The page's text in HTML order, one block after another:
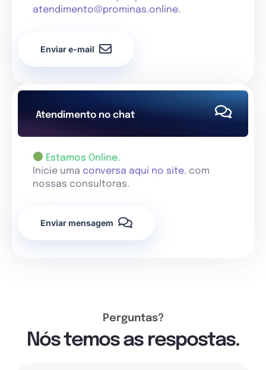
atendimento@prominas.online.
Enviar e-mail
Atendimento no chat
Estamos Online.
Inicie uma conversa aqui no site. com
nossas consultoras.
Enviar mensagem
Perguntas?
Nós temos as respostas.